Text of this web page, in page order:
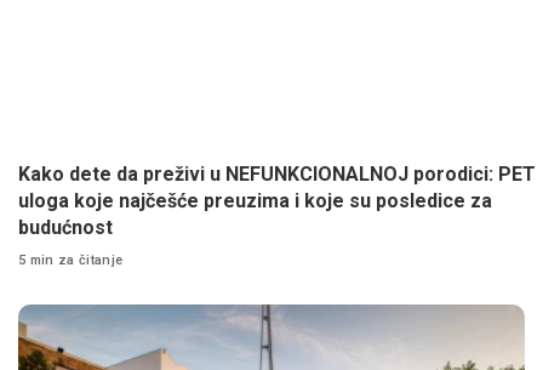
Kako dete da preživi u NEFUNKCIONALNOJ porodici: PET
uloga koje najčešće preuzima i koje su posledice za
budućnost
5 min za čitanje